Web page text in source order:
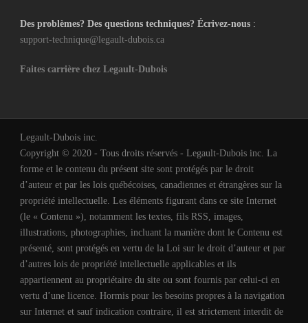
Des problèmes? Des questions techniques? Écrivez-nous :
support-technique@legault-dubois.ca
Faites carrière chez Legault-Dubois
Legault-Dubois inc.
Copyright © 2020 - Tous droits réservés - Legault-Dubois inc. La
forme et le contenu du présent site sont protégés par le droit
d’auteur et par les lois québécoises, canadiennes et étrangères sur la
propriété intellectuelle. Les éléments figurant dans ce site Internet
(le « Contenu »), notamment les textes, fils RSS, images,
illustrations, photographies, incluant la manière dont le Contenu est
présenté, sont protégés en vertu de la Loi sur le droit d’auteur et par
d’autres lois de propriété intellectuelle applicables et ils
appartiennent au propriétaire du site ou sont fournis par celui-ci en
vertu d’une licence. Hormis pour les besoins propres à la navigation
sur Internet et sauf indication contraire, il est strictement interdit de